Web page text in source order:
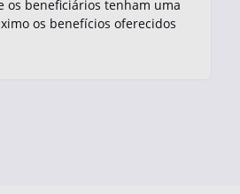
os beneficiários tenham uma
os benefícios oferecidos